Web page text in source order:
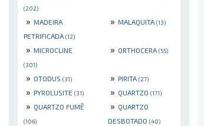
(202)
» MADEIRA
PETRIFICADA (12)
» MALAQUITA (13)
» MICROCLINE
(301)
» ORTHOCERA (55)
» OTODUS (31) » PIRITA (27)
» PYROLUSITE (31) » QUARTZO (171)
» QUARTZO FUMÊ
(106)
» QUARTZO
DESBOTADO (40)